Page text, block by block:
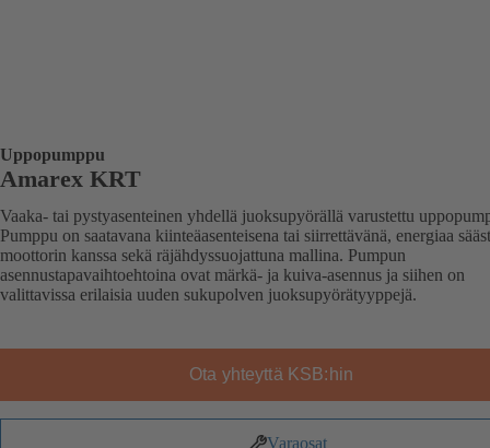
Uppopumppu
Amarex KRT
Vaaka- tai pystyasenteinen yhdellä juoksupyörällä varustettu
Pumppu on saatavana kiinteäasenteisena tai siirrettävänä, energiaa
moottorin kanssa sekä räjähdyssuojattuna mallina. Pumpun
asennustapavaihtoehtoina ovat märkä- ja kuiva-asennus ja siihen on
valittavissa erilaisia uuden sukupolven juoksupyörätyyppejä.
Ota yhteyttä KSB:hin
Varaosat